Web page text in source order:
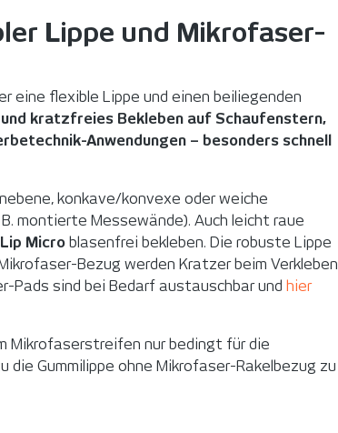
Lippe und Mikrofaser-
eine flexible Lippe und einen beiliegenden
kratzfreies Bekleben auf Schaufenstern,
Anwendungen – besonders schnell
konkave/konvexe oder weiche
montierte Messewände). Auch leicht raue
Micro blasenfrei bekleben. Die robuste Lippe
Bezug werden Kratzer beim Verkleben
Pads sind bei Bedarf austauschbar und hier
Mikrofaserstreifen nur bedingt für die
Gummilippe ohne Mikrofaser-Rakelbezug zu